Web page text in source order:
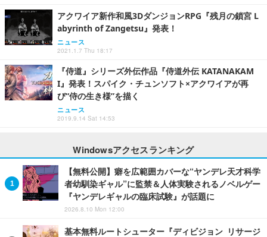
アクワイア新作和風3DダンジョンRPG『残月の鎖宮 L
abyrinth of Zangetsu』発表！
ニュース
2021.1.7 Thu 18:17
『侍道』シリーズ外伝作品『侍道外伝 KATANAKAM
I』発表！スパイク・チュンソフト×アクワイアが再
び“侍の生き様”を描く
ニュース
2019.9.14 Sat 14:53
Windowsアクセスランキング
【無料公開】癖を広範囲カバーな“ヤンデレ天才科学
者幼馴染ギャル”に監禁＆人体実験されるノベルゲー
『ヤンデレギャルの臨床試験』が話題に
2026.8.10 Mon 12:00
基本無料ルートシューター『ディビジョン リサージ